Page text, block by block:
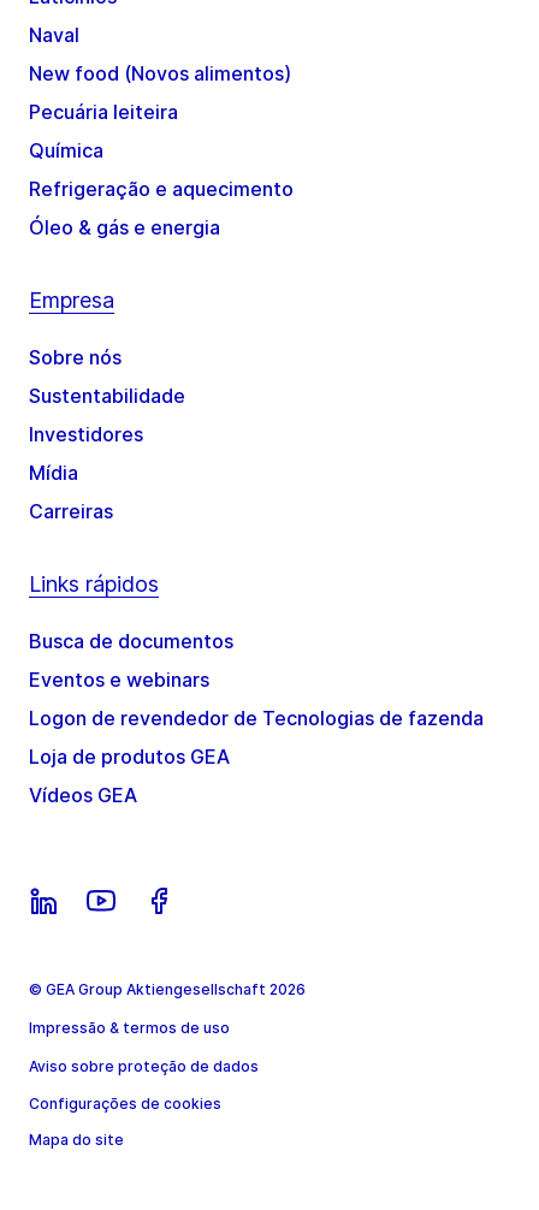
Naval
New food (Novos alimentos)
Pecuária leiteira
Química
Refrigeração e aquecimento
Óleo & gás e energia
Empresa
Sobre nós
Sustentabilidade
Investidores
Mídia
Carreiras
Links rápidos
Busca de documentos
Eventos e webinars
Logon de revendedor de Tecnologias de fazenda
Loja de produtos GEA
Vídeos GEA
© GEA Group Aktiengesellschaft 2026
Impressão & termos de uso
Aviso sobre proteção de dados
Configurações de cookies
Mapa do site